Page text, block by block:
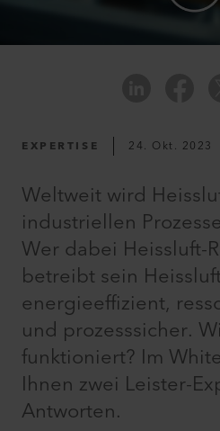
EXPERTISE 24. Okt. 2023
Weltweit wird
industriellen
Wer dabei Heissluft-
betreibt sein
energieeffizient,
und prozesssicher.
funktioniert? Im
Ihnen zwei Leister-
Antworten.